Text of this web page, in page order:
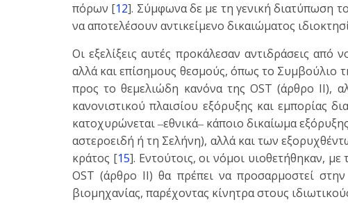
πόρων [12]. Σύμφωνα δε με τη γενική διατύπωση
να αποτελέσουν αντικείμενο δικαιώματος
Οι εξελίξεις αυτές προκάλεσαν αντιδράσεις
αλλά και επίσημους θεσμούς, όπως το Συμβούλιο
προς το θεμελιώδη κανόνα της OST (άρθρο ΙΙ),
κανονιστικού πλαισίου εξόρυξης και εμπορίας
κατοχυρώνεται ‒εθνικά‒ κάποιο δικαίωμα
αστεροειδή ή τη Σελήνη), αλλά και των
κράτος [15]. Εντούτοις, οι νόμοι υιοθετήθηκαν,
OST (άρθρο ΙΙ) θα πρέπει να προσαρμοστεί
βιομηχανίας, παρέχοντας κίνητρα στους